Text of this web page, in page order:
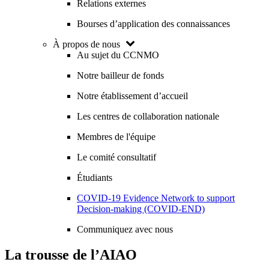
Relations externes
Bourses d’application des connaissances
À propos de nous
Au sujet du CCNMO
Notre bailleur de fonds
Notre établissement d’accueil
Les centres de collaboration nationale
Membres de l'équipe
Le comité consultatif
Étudiants
COVID-19 Evidence Network to support
Decision-making (COVID-END)
Communiquez avec nous
La trousse de l’AIAO